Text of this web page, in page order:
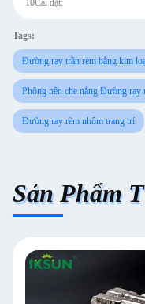
10Cài đặt:
Tags:
Đường ray trần rèm bằng kim
Phông nền che nắng Đường ray
Đường ray rèm nhôm trang trí
Sản Phẩm